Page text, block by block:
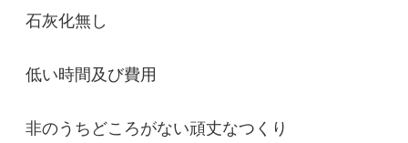
石灰化無し
低い時間及び費用
非のうちどころがない頑丈なつくり